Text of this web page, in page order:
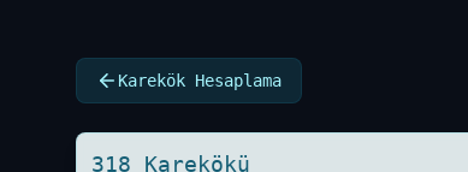
Karekök Hesaplama
318 Karekökü